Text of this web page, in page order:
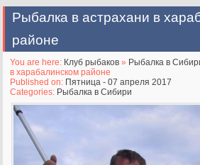
Рыбалка в астрахани в
районе
You are here: Клуб рыбаков » Рыбалка в
в харабалинском районе
Published on: Пятница - 07 апреля 2017
Categories: Рыбалка в Сибири